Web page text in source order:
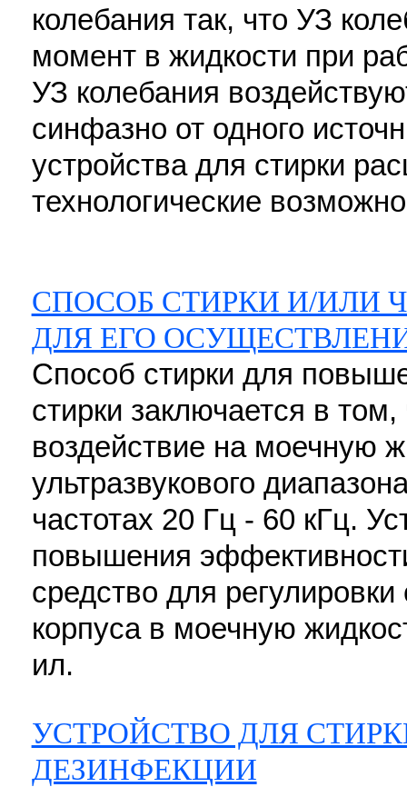
колебания так, что УЗ
момент в жидкости при
УЗ колебания
синфазно от одного
устройства для стирки
технологические
СПОСОБ СТИРКИ И/ИЛИ
ДЛЯ ЕГО
Способ стирки для
стирки заключается в
воздействие на моечную
ультразвукового
частотах 20 Гц - 60 кГц.
повышения
средство для
корпуса в моечную
ил.
УСТРОЙСТВО ДЛЯ
ДЕЗИНФЕКЦИИ